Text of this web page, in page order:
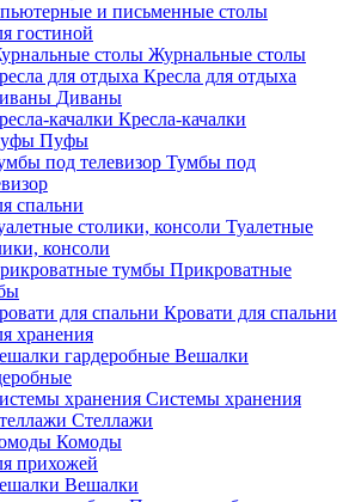
и письменные столы
гостиной
Журнальные столы
Кресла для отдыха
Диваны
Кресла-качалки
Пуфы
Тумбы под
спальни
Туалетные
консоли
Прикроватные
Кровати для спальни
хранения
Вешалки
Системы хранения
Стеллажи
Комоды
прихожей
Вешалки